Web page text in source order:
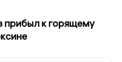
к горящему